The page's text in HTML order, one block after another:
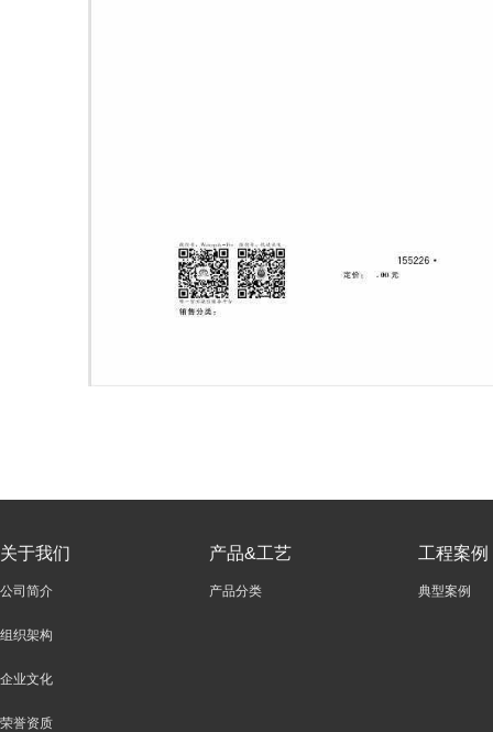
关于我们
公司简介
组织架构
企业文化
荣誉资质
产品&工艺
产品分类
工程案例
典型案例